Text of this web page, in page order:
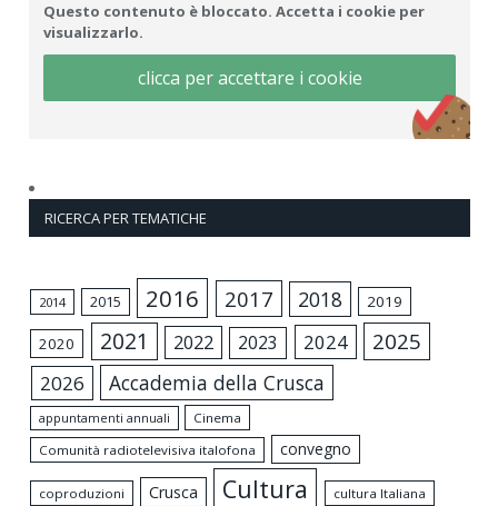
Questo contenuto è bloccato. Accetta i cookie per
visualizzarlo.
clicca per accettare i cookie
RICERCA PER TEMATICHE
2014 2015 2016 2017 2018 2019
2020 2021 2022 2023 2024 2025
2026 Accademia della Crusca
appuntamenti annuali
Cinema
Comunità radiotelevisiva italofona
convegno
coproduzioni Crusca Cultura
cultura Italiana